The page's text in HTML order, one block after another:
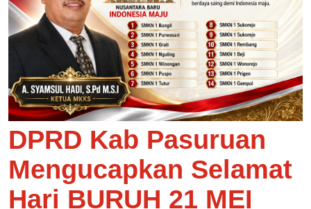
DPRD Kab Pasuruan
Mengucapkan Selamat
Hari BURUH 21 MEI